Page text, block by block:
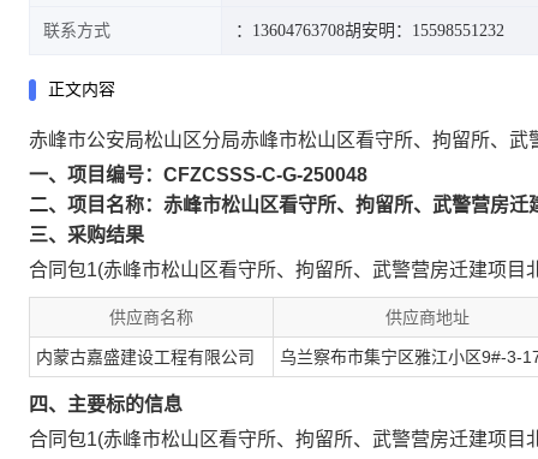
联系方式 ：13604763708胡安明：15598551232
正文内容
赤峰市公安局松山区分局赤峰市松山区看守所、拘留所、
一、项目编号：CFZCSSS-C-G-250048
二、项目名称：赤峰市松山区看守所、拘留所、武警营房迁
三、采购结果
合同包1(赤峰市松山区看守所、拘留所、武警营房迁建项目
供应商名称 供应商地址
内蒙古嘉盛建设工程有限公司 乌兰察布市集宁区雅江小区9#-3-
四、主要标的信息
合同包1(赤峰市松山区看守所、拘留所、武警营房迁建项目